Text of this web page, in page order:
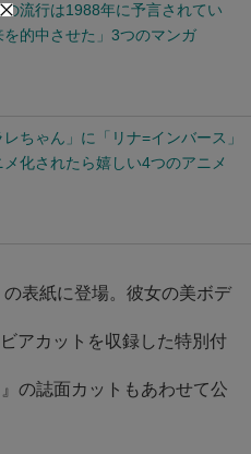
の流行は1988年に予言されてい
的中させた」3つのマンガ
ちゃん」に「リナ=インバース」
化されたら嬉しい4つのアニメ
表紙に登場。彼女の美ボデ
アカットを収録した特別付
の誌面カットもあわせて公